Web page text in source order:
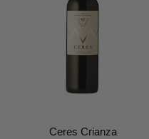
Ceres Crianza